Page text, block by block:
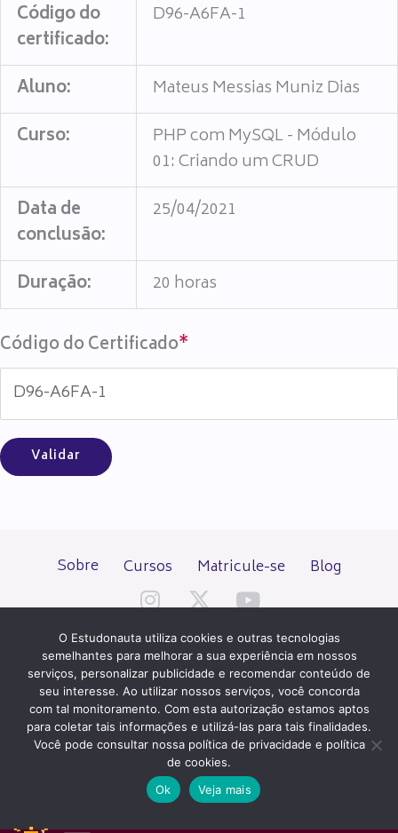
Código do
certificado:
D96-A6FA-1
Aluno:
Mateus Messias Muniz Dias
Curso:
PHP com MySQL - Módulo
01: Criando um CRUD
Data de
conclusão:
25/04/2021
Duração: 20 horas
Código do Certificado*
Sobre Cursos Matricule-se Blog
Todos os direitos reservados desde 2000.
PATROCÍNIO E HOSPEDAGEM
O Estudonauta utiliza cookies e outras tecnologias
semelhantes para melhorar a sua experiência em nossos
serviços, personalizar publicidade e recomendar conteúdo de
seu interesse. Ao utilizar nossos serviços, você concorda
com tal monitoramento. Com esta autorização estamos aptos
para coletar tais informações e utilizá-las para tais finalidades.
Você pode consultar nossa política de privacidade e política
de cookies.
Ok
Veja mais